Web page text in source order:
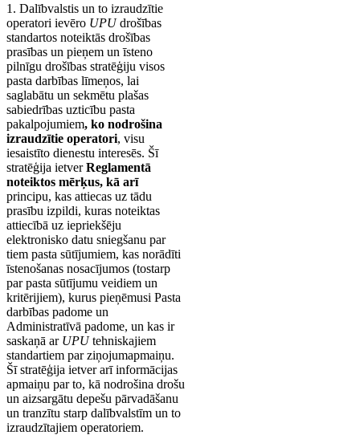
1. Dalībvalstis un to izraudzītie
operatori ievēro UPUdrošības
standartos noteiktās drošības
prasības un pieņem un īsteno
pilnīgu drošības stratēģiju visos
pasta darbības līmeņos, lai
saglabātu un sekmētu plašas
sabiedrības uzticību pasta
pakalpojumiem, ko nodrošina
izraudzītie operatori, visu
iesaistīto dienestu interesēs. Šī
stratēģija ietverReglamentā
noteiktos mērķus, kā arī
principu, kas attiecas uz tādu
prasību izpildi, kuras noteiktas
attiecībā uz iepriekšēju
elektronisko datu sniegšanu par
tiem pasta sūtījumiem, kas norādīti
īstenošanas nosacījumos (tostarp
par pasta sūtījumu veidiem un
kritērijiem), kurus pieņēmusi Pasta
darbības padome un
Administratīvā padome, un kas ir
saskaņā ar UPUtehniskajiem
standartiem par ziņojumapmaiņu.
Šī stratēģija ietver arī informācijas
apmaiņu par to, kā nodrošina drošu
un aizsargātu depešu pārvadāšanu
un tranzītu starp dalībvalstīm un to
izraudzītajiem operatoriem.